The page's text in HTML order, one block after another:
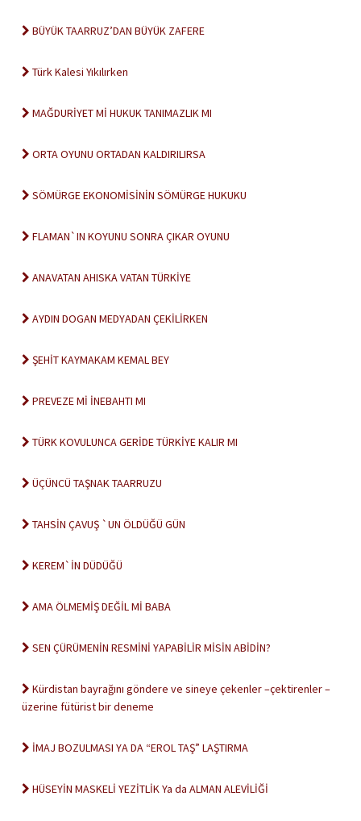
BÜYÜK TAARRUZ’DAN BÜYÜK ZAFERE
Türk Kalesi Yıkılırken
MAĞDURİYET Mİ HUKUK TANIMAZLIK MI
ORTA OYUNU ORTADAN KALDIRILIRSA
SÖMÜRGE EKONOMİSİNİN SÖMÜRGE HUKUKU
FLAMAN`IN KOYUNU SONRA ÇIKAR OYUNU
ANAVATAN AHISKA VATAN TÜRKİYE
AYDIN DOGAN MEDYADAN ÇEKİLİRKEN
ŞEHİT KAYMAKAM KEMAL BEY
PREVEZE Mİ İNEBAHTI MI
TÜRK KOVULUNCA GERİDE TÜRKİYE KALIR MI
ÜÇÜNCÜ TAŞNAK TAARRUZU
TAHSİN ÇAVUŞ `UN ÖLDÜĞÜ GÜN
KEREM`İN DÜDÜĞÜ
AMA ÖLMEMİŞ DEĞİL Mİ BABA
SEN ÇÜRÜMENİN RESMİNİ YAPABİLİR MİSİN ABİDİN?
Kürdistan bayrağını göndere ve sineye çekenler –çektirenler –
üzerine fütürist bir deneme
İMAJ BOZULMASI YA DA “EROL TAŞ” LAŞTIRMA
HÜSEYİN MASKELİ YEZİTLİK Ya da ALMAN ALEVİLİĞİ